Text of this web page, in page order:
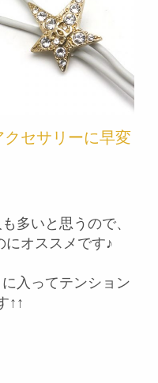
セサリーに早変
多いと思うので、
にオススメです♪
入ってテンション
↑↑